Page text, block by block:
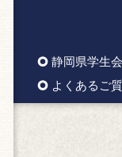
静岡県学生
よくあるご